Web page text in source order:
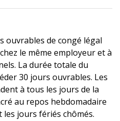
ouvrables de congé légal
le même employeur et à
La durée totale du
30 jours ouvrables. Les
à tous les jours de la
au repos hebdomadaire
les jours fériés chômés.